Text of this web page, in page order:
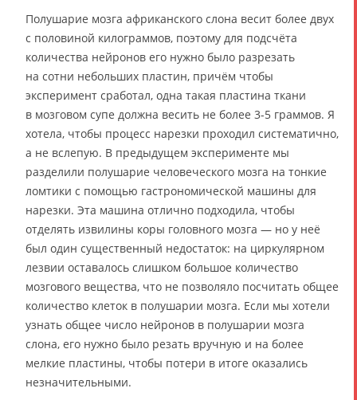
Полушарие мозга африканского слона весит более двух
с половиной килограммов, поэтому для подсчёта
количества нейронов его нужно было разрезать
на сотни небольших пластин, причём чтобы
эксперимент сработал, одна такая пластина ткани
в мозговом супе должна весить не более 3-5 граммов. Я
хотела, чтобы процесс нарезки проходил систематично,
а не вслепую. В предыдущем эксперименте мы
разделили полушарие человеческого мозга на тонкие
ломтики с помощью гастрономической машины для
нарезки. Эта машина отлично подходила, чтобы
отделять извилины коры головного мозга — но у неё
был один существенный недостаток: на циркулярном
лезвии оставалось слишком большое количество
мозгового вещества, что не позволяло посчитать общее
количество клеток в полушарии мозга. Если мы хотели
узнать общее число нейронов в полушарии мозга
слона, его нужно было резать вручную и на более
мелкие пластины, чтобы потери в итоге оказались
незначительными.